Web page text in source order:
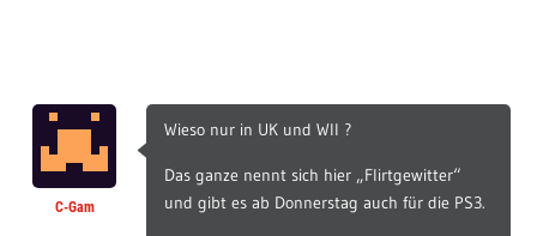
C-Gam
Wieso nur in UK und WII ?
Das ganze nennt sich hier „Flirtgewitter“
und gibt es ab Donnerstag auch für die PS3.